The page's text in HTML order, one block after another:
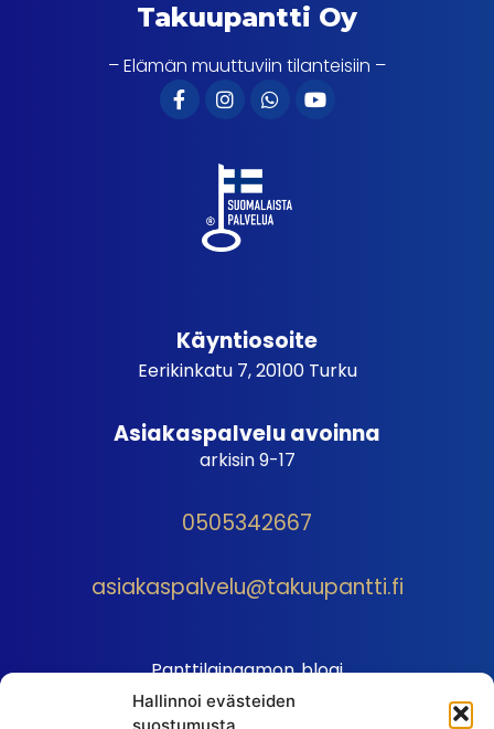
Hallinnoi evästeiden
Takuupantti Oy
– Elämän muuttuviin tilanteisiin –
Käyntiosoite
Eerikinkatu 7, 20100 Turku
Asiakaspalvelu avoinna
arkisin 9-17
0505342667
asiakaspalvelu@takuupantti.fi
Panttilainaamon blogi
Palveluhinnasto